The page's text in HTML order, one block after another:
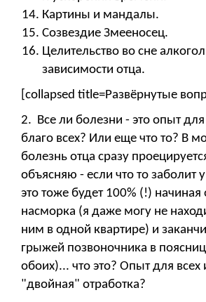
Картины и мандалы.
Созвездие Змееносец.
Целительство во сне
зависимости отца.
[collapsed title=Развёрнутые
2. Все ли болезни - это опыт
благо всех? Или еще что то? В
болезнь отца сразу
объясняю - если что то заболит
это тоже будет 100% (!) начиная
насморка (я даже могу не
ним в одной квартире) и
грыжей позвоночника в
обоих)... что это? Опыт для всех
"двойная" отработка?